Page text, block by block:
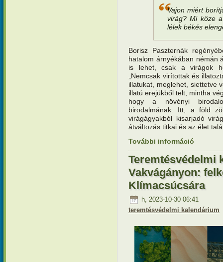
Vajon miért
virág? Mi köze
lélek békés
Borisz Paszternák
hatalom árnyékában némán
is lehet, csak a virágok
„Nemcsak virítottak és
illatukat, meglehet, siettetve
illatú erejükből telt, mintha
hogy a növényi
birodalmának. Itt, a föld
virágágyakból kisarjadó
átváltozás titkai és az élet
További információ
Teremtésvédelmi
Vakvágányon:
Klímacsúcsára
h, 2023-10-30 06:41
teremtésvédelmi kalendárium